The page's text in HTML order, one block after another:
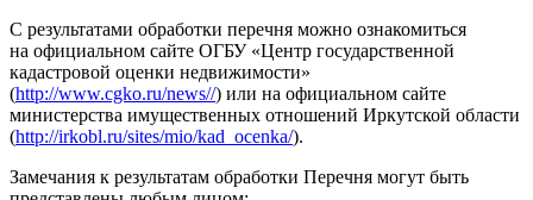
С результатами обработки перечня можно ознакомиться
на официальном сайте ОГБУ «Центр государственной
кадастровой оценки недвижимости»
(http://www.cgko.ru/news//) или на официальном сайте
министерства имущественных отношений Иркутской области
(http://irkobl.ru/sites/mio/kad_ocenka/).
Замечания к результатам обработки Перечня могут быть